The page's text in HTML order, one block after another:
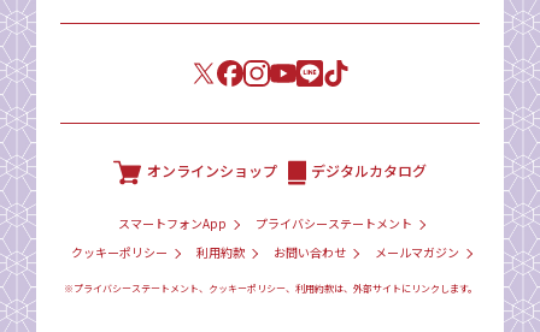
オンラインショップ デジタルカタログ
スマートフォンApp
プライバシーステートメント
クッキーポリシー
利用約款 お問い合わせ メールマガジン
※プライバシーステートメント、クッキーポリシー、利用約款は、外部サイトにリンクします。